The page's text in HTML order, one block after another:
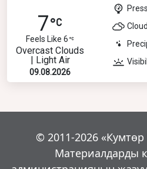
7
Feels Like 6
Overcast Clouds
| Light Air
09.08.2026
© 2011-2026
Материалдарды